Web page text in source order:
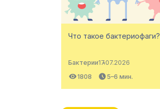
Что такое бактериофаги?
Бактерии17.07.2026
1808
5–6 мин.